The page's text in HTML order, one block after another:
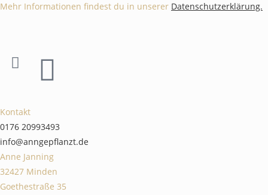
Mehr Informationen findest du in unserer Datenschutzerklärung.
Kontakt
0176 20993493
info@anngepflanzt.de
Anne Janning
32427 Minden
Goethestraße 35